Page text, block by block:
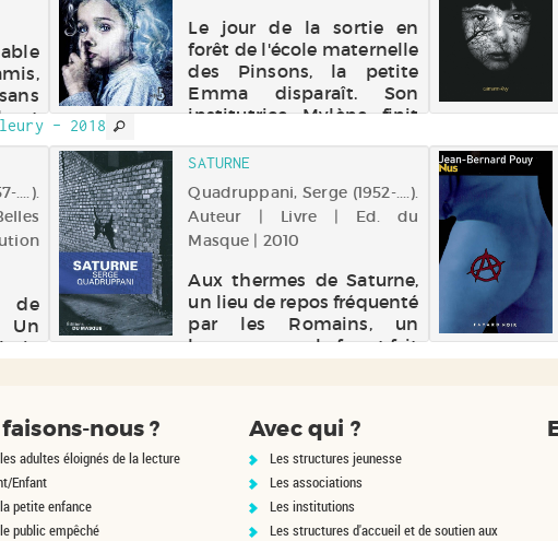
est
de
se
Le jour de la sortie en
forêt de l'école maternelle
des Pinsons, la petite
Emma disparaît. Son
institutrice Mylène finit
tombante dans une
l'institutrice parvient à
hisser la f...
- 2018
....).
de
Un
du
y
SATURNE
Quadruppani, Serge (1952-....).
Auteur | Livre | Ed. du
Masque | 2010
Aux thermes de Saturne,
un lieu de repos fréquenté
par les Romains, un
homme ouvre le feu et fait
Tavianello, chargée de
l'enquête, ne veut
négliger aucune pist...
nous ?
adultes éloignés de la lecture
Enfant
petite enfance
public empêché
Avec qui ?
Les structures jeunesse
Les associations
Les institutions
Les structures d'accueil et de soutien aux